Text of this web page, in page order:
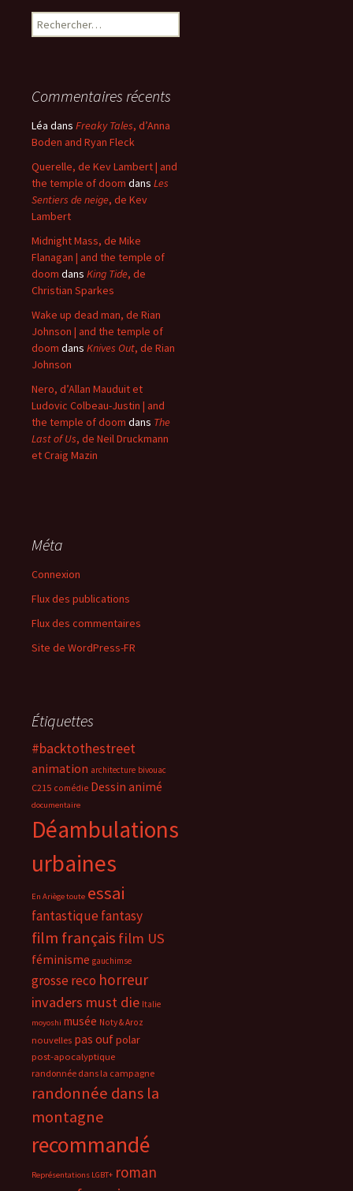
Rechercher :
Commentaires récents
Léa dans Freaky Tales, d’Anna
Boden and Ryan Fleck
Querelle, de Kev Lambert | and
the temple of doom dans Les
Sentiers de neige, de Kev
Lambert
Midnight Mass, de Mike
Flanagan | and the temple of
doom dans King Tide, de
Christian Sparkes
Wake up dead man, de Rian
Johnson | and the temple of
doom dans Knives Out, de Rian
Johnson
Nero, d’Allan Mauduit et
Ludovic Colbeau-Justin | and
the temple of doom dans The
Last of Us, de Neil Druckmann
et Craig Mazin
Méta
Connexion
Flux des publications
Flux des commentaires
Site de WordPress-FR
Étiquettes
#backtothestreet
animation architecture bivouac
C215 comédie Dessin animé
documentaire
Déambulations
urbaines
En Ariège toute essai
fantastiquefantasy
film français film US
féminisme gauchimse
grosse reco horreur
invaders must die Italie
moyoshi musée Noty & Aroz
nouvelles pas oufpolar
post-apocalyptique
randonnée dans la campagne
randonnée dans la
montagne
recommandé
Représentations LGBT+ roman